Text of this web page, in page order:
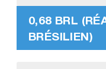
0,68 BRL
BRÉSILIEN)